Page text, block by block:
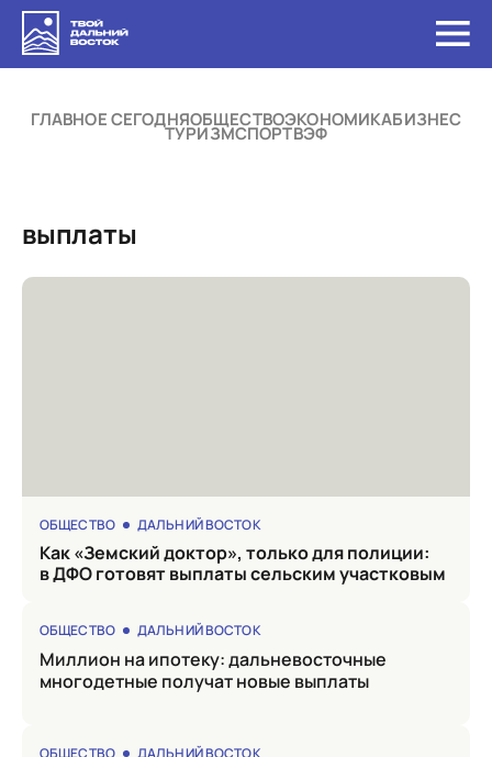
ГЛАВНОЕ СЕГОДНЯОБЩЕСТВОЭКОНОМИКАБИЗНЕС
ТУРИЗМСПОРТВЭФ
выплаты
ОБЩЕСТВО ДАЛЬНИЙ ВОСТОК
Как «Земский доктор», только для полиции:
в ДФО готовят выплаты сельским участковым
ОБЩЕСТВО ДАЛЬНИЙ ВОСТОК
Миллион на ипотеку: дальневосточные
многодетные получат новые выплаты
ОБЩЕСТВО ДАЛЬНИЙ ВОСТОК